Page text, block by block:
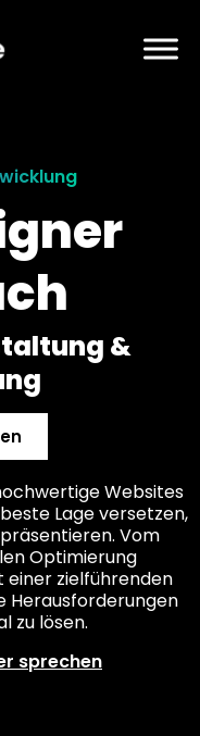
&
Websites
Lage versetzen,
Vom
Optimierung
zielführenden
Herausforderungen
zu lösen.
sprechen